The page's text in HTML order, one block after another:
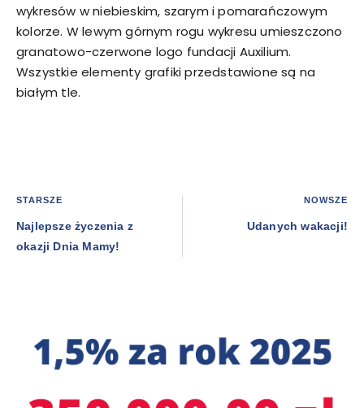
wykresów w niebieskim, szarym i pomarańczowym
kolorze. W lewym górnym rogu wykresu umieszczono
granatowo-czerwone logo fundacji Auxilium.
Wszystkie elementy grafiki przedstawione są na
białym tle.
STARSZE
Najlepsze życzenia z
okazji Dnia Mamy!
NOWSZE
Udanych wakacji!